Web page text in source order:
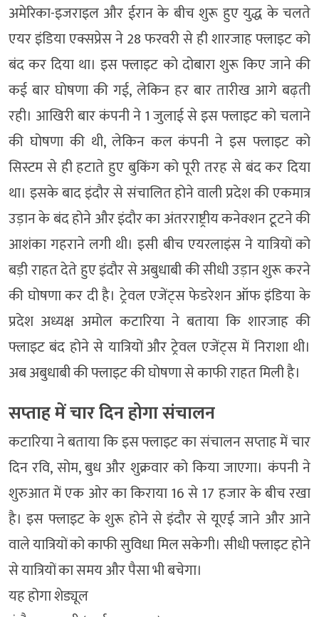
अमेरिका-इजराइल और ईरान के बीच शुरू हुए युद्ध के चलते
एयर इंडिया एक्सप्रेस ने 28 फरवरी से ही शारजाह फ्लाइट को
बंद कर दिया था। इस फ्लाइट को दोबारा शुरू किए जाने की
कई बार घोषणा की गई, लेकिन हर बार तारीख आगे बढ़ती
रही। आखिरी बार कंपनी ने 1 जुलाई से इस फ्लाइट को चलाने
की घोषणा की थी, लेकिन कल कंपनी ने इस फ्लाइट को
सिस्टम से ही हटाते हुए बुकिंग को पूरी तरह से बंद कर दिया
था। इसके बाद इंदौर से संचालित होने वाली प्रदेश की एकमात्र
उड़ान के बंद होने और इंदौर का अंतरराष्ट्रीय कनेक्शन टूटने की
आशंका गहराने लगी थी। इसी बीच एयरलाइंस ने यात्रियों को
बड़ी राहत देते हुए इंदौर से अबुधाबी की सीधी उड़ान शुरू करने
की घोषणा कर दी है। ट्रेवल एजेंट्स फेडरेशन ऑफ इंडिया के
प्रदेश अध्यक्ष अमोल कटारिया ने बताया कि शारजाह की
फ्लाइट बंद होने से यात्रियों और ट्रेवल एजेंट्स में निराशा थी।
अब अबुधाबी की फ्लाइट की घोषणा से काफी राहत मिली है।
सप्ताह में चार दिन होगा संचालन
कटारिया ने बताया कि इस फ्लाइट का संचालन सप्ताह में चार
दिन रवि, सोम, बुध और शुक्रवार को किया जाएगा। कंपनी ने
शुरुआत में एक ओर का किराया 16 से 17 हजार के बीच रखा
है। इस फ्लाइट के शुरू होने से इंदौर से यूएई जाने और आने
वाले यात्रियों को काफी सुविधा मिल सकेगी। सीधी फ्लाइट होने
से यात्रियों का समय और पैसा भी बचेगा।
यह होगा शेड्यूल